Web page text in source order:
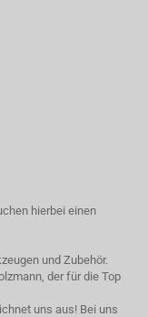
hierbei einen
und Zubehör.
der für die Top
uns aus! Bei uns